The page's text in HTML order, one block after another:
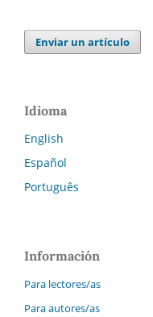
Enviar un artículo
Idioma
English
Español
Português
Información
Para lectores/as
Para autores/as